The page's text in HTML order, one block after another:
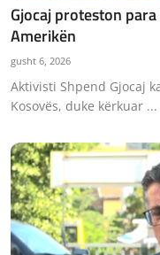
Gjocaj proteston
Amerikën
gusht 6, 2026
Aktivisti Shpend Gjocaj
Kosovës, duke kërkuar ...